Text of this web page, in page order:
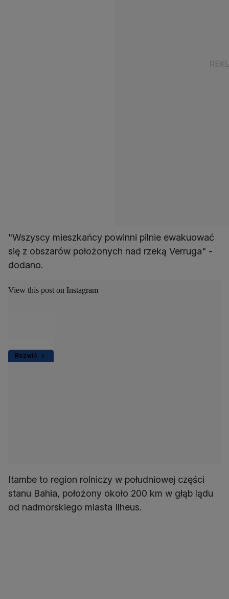
"Wszyscy mieszkańcy powinni pilnie ewakuować
się z obszarów położonych nad rzeką Verruga" -
dodano.
Rozwiń
View this post on Instagram
Itambe to region rolniczy w południowej części
stanu Bahia, położony około 200 km w głąb lądu
od nadmorskiego miasta Ilheus.